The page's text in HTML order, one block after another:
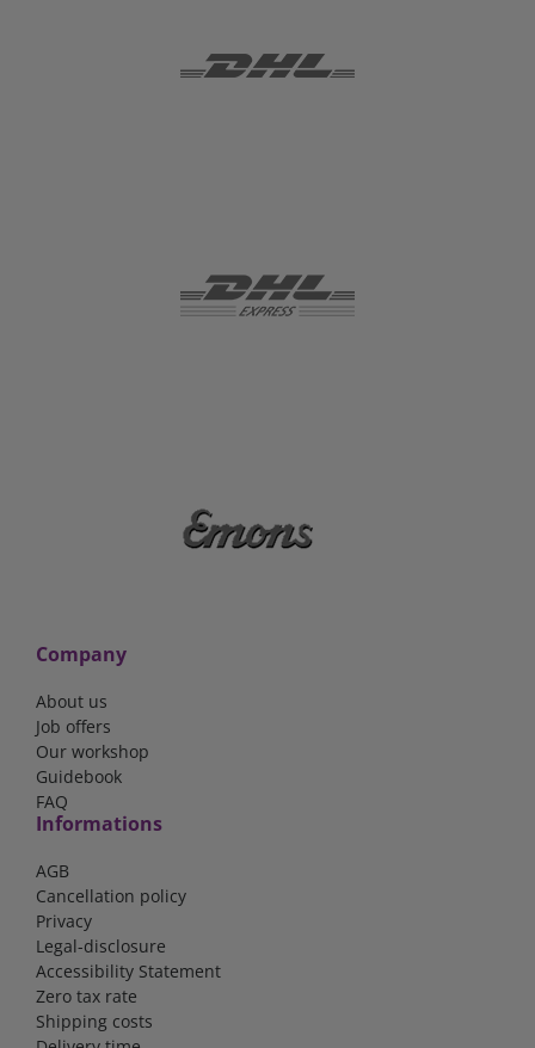
Company
About us
Job offers
Our workshop
Guidebook
FAQ
Informations
AGB
Cancellation policy
Privacy
Legal-disclosure
Accessibility Statement
Zero tax rate
Shipping costs